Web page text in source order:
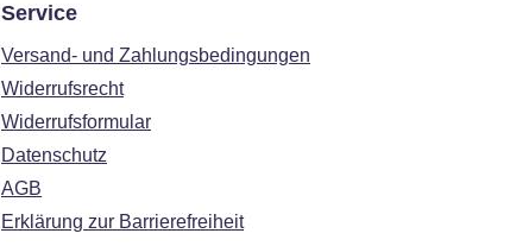
Service
Versand- und Zahlungsbedingungen
Widerrufsrecht
Widerrufsformular
Datenschutz
AGB
Erklärung zur Barrierefreiheit